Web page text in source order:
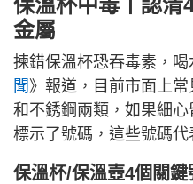
金屬
揀錯保溫杯恐吞毒素，
聞》報道，目前市面上
和不銹鋼兩類，如果細
標示了號碼，這些號碼代
保溫杯/保溫壺4個關鍵